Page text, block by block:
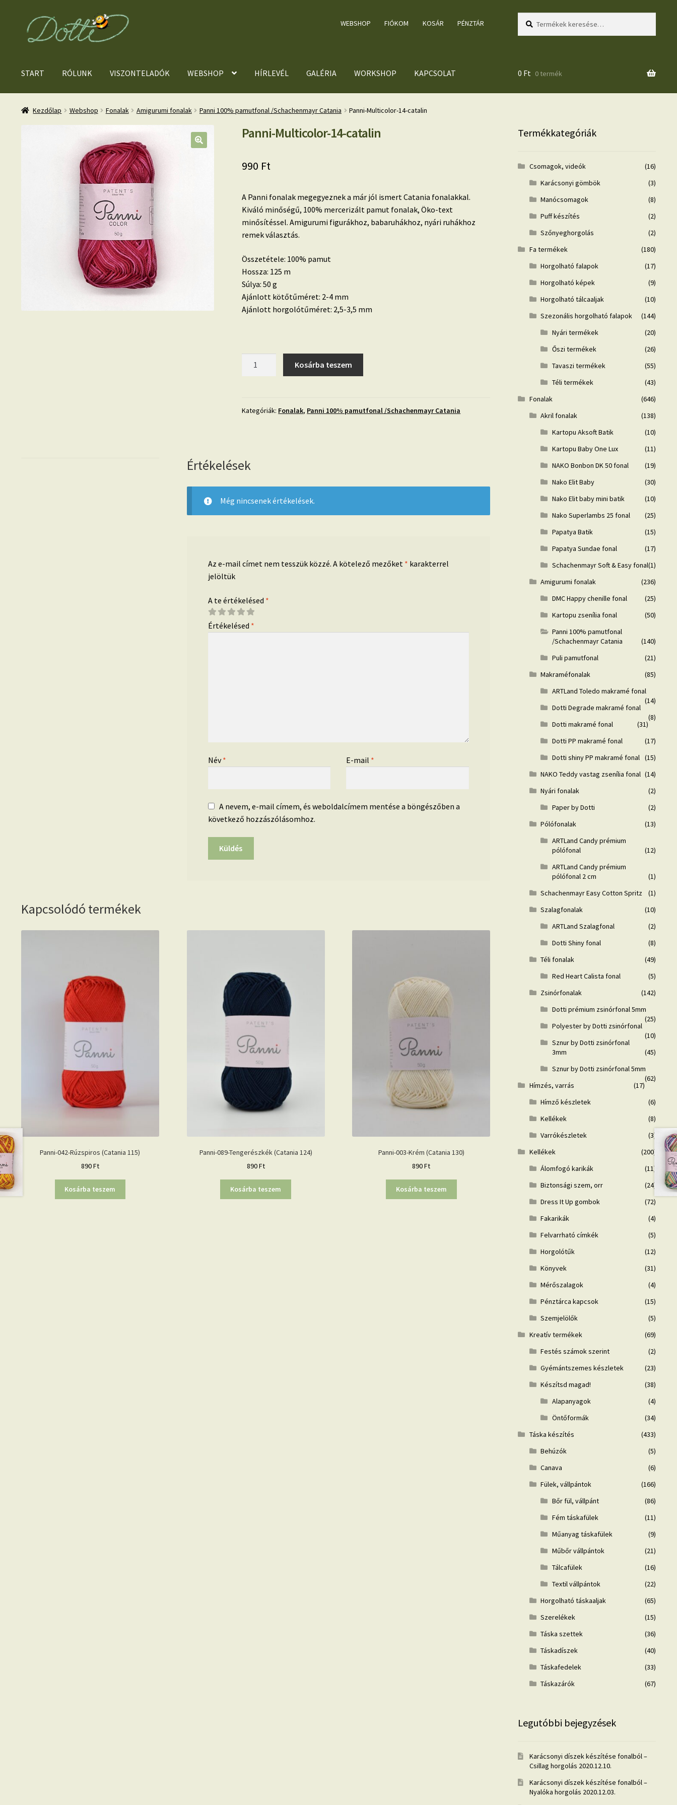
Ugrás
navigációhoz
Kilépés
tartalomba
WEBSHOP FIÓKOM KOSÁR PÉNZTÁR
START RÓLUNK VISZONTELADÓK WEBSHOP HÍRLEVÉL GALÉRIA WORKSHOP KAPCSOLAT 0 Ft 0 termék
Kezdőlap Webshop Fonalak Amigurumi fonalak Panni 100% pamutfonal /Schachenmayr Catania Panni-Multicolor-14-catalin
Panni-Multicolor-14-catalin
990 Ft
A Panni fonalak megegyeznek a már jól ismert Catania fonalakkal.
Kiváló minőségű, 100% mercerizált pamut fonalak, Öko-text
minősítéssel. Amigurumi figurákhoz, babaruhákhoz, nyári ruhákhoz
remek választás.
Összetétele: 100% pamut
Hossza: 125 m
Súlya: 50 g
Ajánlott kötőtűméret: 2-4 mm
Ajánlott horgolótűméret: 2,5-3,5 mm
mennyiség
Kosárba teszem
Kategóriák: Fonalak, Panni 100% pamutfonal /Schachenmayr Catania
Értékelések
Még nincsenek értékelések.
Az e-mail címet nem tesszük közzé. A kötelező mezőket * karakterrel
jelöltük
A te értékelésed *
Értékelésed *
Név* E-mail *
A nevem, e-mail címem, és weboldalcímem mentése a böngészőben a
következő hozzászólásomhoz.
Kapcsolódó termékek
Panni-042-Rúzspiros (Catania 115)
890Ft
Kosárba teszem
Panni-089-Tengerészkék (Catania 124)
890Ft
Kosárba teszem
Panni-003-Krém (Catania 130)
890Ft
Kosárba teszem
Termékkategóriák
Csomagok, videók
(16)
Karácsonyi gömbök
(3)
Manócsomagok
(8)
Puff készítés
(2)
Szőnyeghorgolás
(2)
Fa termékek
(180)
Horgolható falapok
(17)
Horgolható képek
(9)
Horgolható tálcaaljak
(10)
Szezonális horgolható falapok
(144)
Nyári termékek
(20)
Őszi termékek
(26)
Tavaszi termékek
(55)
Téli termékek
(43)
Fonalak
(646)
Akril fonalak
(138)
Kartopu Aksoft Batik
(10)
Kartopu Baby One Lux
(11)
NAKO Bonbon DK 50 fonal
(19)
Nako Elit Baby
(30)
Nako Elit baby mini batik
(10)
Nako Superlambs 25 fonal
(25)
Papatya Batik
(15)
Papatya Sundae fonal
(17)
Schachenmayr Soft & Easy fonal(1)
Amigurumi fonalak
(236)
DMC Happy chenille fonal
(25)
Kartopu zsenília fonal
(50)
Panni 100% pamutfonal
/Schachenmayr Catania
(140)
Puli pamutfonal
(21)
Makraméfonalak
(85)
ARTLand Toledo makramé fonal
(14)
Dotti Degrade makramé fonal
(8)
Dotti makramé fonal
(31)
Dotti PP makramé fonal
(17)
Dotti shiny PP makramé fonal (15)
NAKO Teddy vastag zsenília fonal (14)
Nyári fonalak
(2)
Paper by Dotti
(2)
Pólófonalak
(13)
ARTLand Candy prémium
pólófonal
(12)
ARTLand Candy prémium
pólófonal 2 cm
(1)
Schachenmayr Easy Cotton Spritz
(1)
Szalagfonalak
(10)
ARTLand Szalagfonal
(2)
Dotti Shiny fonal
(8)
Téli fonalak
(49)
Red Heart Calista fonal
(5)
Zsinórfonalak
(142)
Dotti prémium zsinórfonal 5mm
(25)
Polyester by Dotti zsinórfonal
(10)
Sznur by Dotti zsinórfonal
3mm
(45)
Sznur by Dotti zsinórfonal 5mm
(62)
Hímzés, varrás
(17)
Hímző készletek
(6)
Kellékek
(8)
Varrókészletek
(3)
Kellékek
(200)
Álomfogó karikák
(11)
Biztonsági szem, orr
(24)
Dress It Up gombok
(72)
Fakarikák
(4)
Felvarrható címkék
(5)
Horgolótűk
(12)
Könyvek
(31)
Mérőszalagok
(4)
Pénztárca kapcsok
(15)
Szemjelölők
(5)
Kreatív termékek
(69)
Festés számok szerint
(2)
Gyémántszemes készletek
(23)
Készítsd magad!
(38)
Alapanyagok
(4)
Öntőformák
(34)
Táska készítés
(433)
Behúzók
(5)
Canava
(6)
Fülek, vállpántok
(166)
Bőr fül, vállpánt
(86)
Fém táskafülek
(11)
Műanyag táskafülek
(9)
Műbőr vállpántok
(21)
Tálcafülek
(16)
Textil vállpántok
(22)
Horgolható táskaaljak
(65)
Szerelékek
(15)
Táska szettek
(36)
Táskadíszek
(40)
Táskafedelek
(33)
Táskazárók
(67)
Legutóbbi bejegyzések
Karácsonyi díszek készítése fonalból –
Csillag horgolás 2020.12.10.
Karácsonyi díszek készítése fonalból –
Nyalóka horgolás 2020.12.03.